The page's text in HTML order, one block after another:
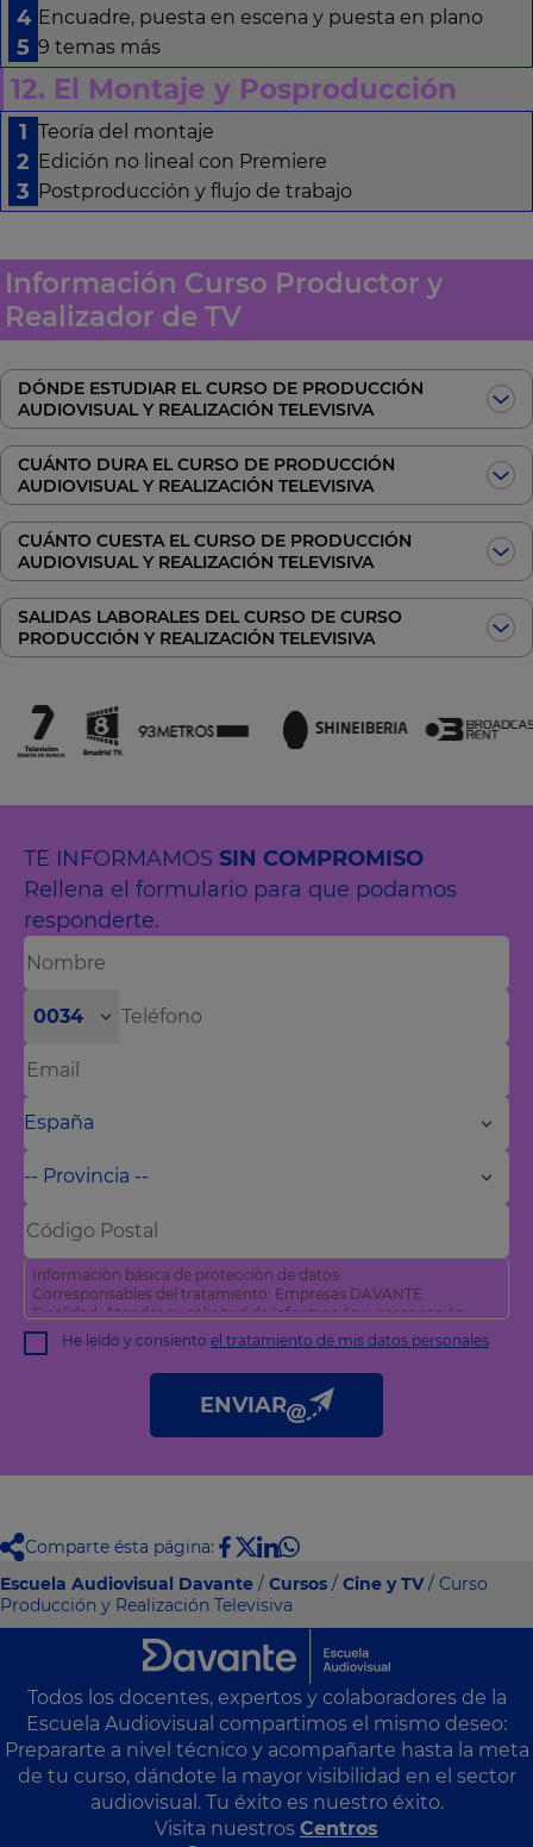
Encuadre, puesta en escena y puesta en plano
9 temas más
12. El Montaje y Posproducción
Teoría del montaje
Edición no lineal con Premiere
Postproducción y flujo de trabajo
Información Curso Productor y
Realizador de TV
DÓNDE ESTUDIAR EL CURSO DE PRODUCCIÓN
AUDIOVISUAL Y REALIZACIÓN TELEVISIVA
CUÁNTO DURA EL CURSO DE PRODUCCIÓN
AUDIOVISUAL Y REALIZACIÓN TELEVISIVA
CUÁNTO CUESTA EL CURSO DE PRODUCCIÓN
AUDIOVISUAL Y REALIZACIÓN TELEVISIVA
SALIDAS LABORALES DEL CURSO DE CURSO
PRODUCCIÓN Y REALIZACIÓN TELEVISIVA
TE INFORMAMOS SIN COMPROMISO
Rellena el formulario para que podamos
responderte.
0034
Información básica de protección de datos:
Corresponsables del tratamiento: Empresas DAVANTE
Finalidad: Atender su solicitud de información y prospección
comercial
Derechos: Puede acceder, rectificar y suprimir sus datos, así
como otros derechos tal y como se explica en nuestra
He leído y consiento el tratamiento de mis datos personales
ENVIAR
Comparte ésta página:
Escuela Audiovisual Davante / Cursos / Cine y TV/ Curso
Producción y Realización Televisiva
Todos los docentes, expertos y colaboradores de la
Escuela Audiovisual compartimos el mismo deseo:
Prepararte a nivel técnico y acompañarte hasta la meta
de tu curso, dándote la mayor visibilidad en el sector
audiovisual. Tu éxito es nuestro éxito.
Visita nuestros Centros